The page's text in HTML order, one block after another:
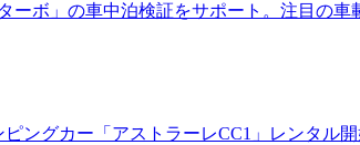
ーボ」の車中泊検証をサポート。注目の
ングカー「アストラーレCC1」レンタル開